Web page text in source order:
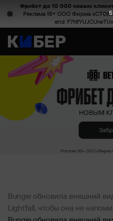
Фрибет до 10 000 новым
Реклама 18+ ООО Фирма
erid:
Bungie обновила внешний
Lightfall, чтобы она не
4